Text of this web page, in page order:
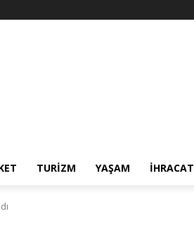
TURİZM YAŞAM İHRACAT